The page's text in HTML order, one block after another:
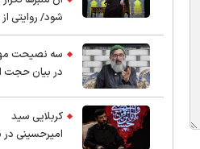
شود/ روایتی
کودکی و
واعظ بزرگ و
پژوهشگر جهان
سه نصیحت
در بیان حجت
کربلایی سید
امیر‌حسینی در